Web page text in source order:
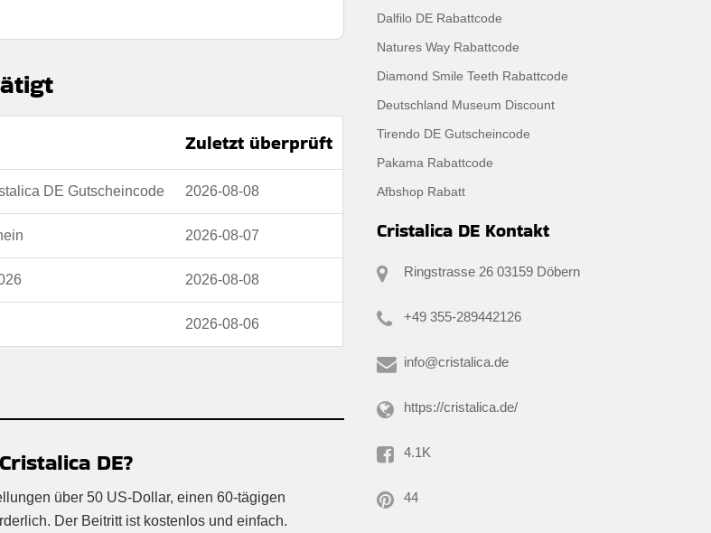
Zuletzt überprüft
DE Gutscheincode 2026-08-08
2026-08-07
2026-08-08
2026-08-06
DE?
über 50 US-Dollar, einen 60-tägigen
Der Beitritt ist kostenlos und einfach.
Dalfilo DE Rabattcode
Natures Way Rabattcode
Diamond Smile Teeth Rabattcode
Deutschland Museum Discount
Tirendo DE Gutscheincode
Pakama Rabattcode
Afbshop Rabatt
Cristalica DE Kontakt
Ringstrasse 26 03159 Döbern
+49 355-289442126
info@cristalica.de
https://cristalica.de/
4.1K
44